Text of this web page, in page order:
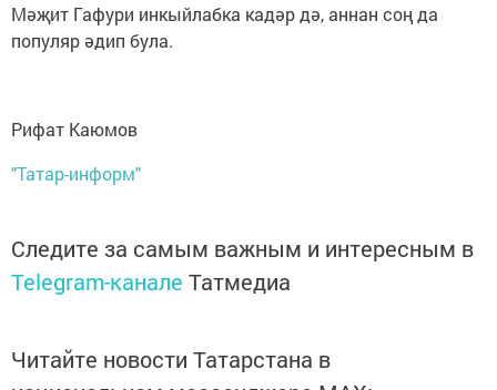
Мәҗит Гафури инкыйлабка кадәр дә, аннан соң да
популяр әдип була.
Рифат Каюмов
"Татар-информ"
Следите за самым важным и интересным в
Telegram-канале Татмедиа
Читайте новости Татарстана в